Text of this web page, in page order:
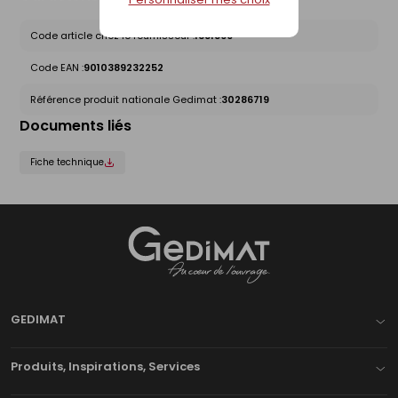
Code article chez le fournisseur :1381899
Code EAN :9010389232252
Référence produit nationale Gedimat :30286719
Documents liés
Fiche technique
GEDIMAT
Produits, Inspirations, Services